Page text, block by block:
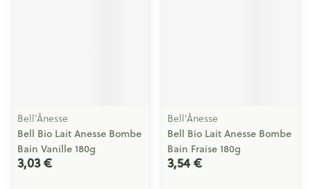
Bell’Ânesse
Bell Bio Lait Anesse Bombe
Bain Vanille 180g
3,03 €
Bell’Ânesse
Bell Bio Lait Anesse Bombe
Bain Fraise 180g
3,54 €